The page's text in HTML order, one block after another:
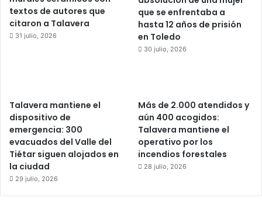
textos de autores que
citaron a Talavera
31 julio, 2026
que se enfrentaba a
hasta 12 años de prisión
en Toledo
30 julio, 2026
Talavera mantiene el
dispositivo de
emergencia: 300
evacuados del Valle del
Tiétar siguen alojados en
la ciudad
29 julio, 2026
Más de 2.000 atendidos y
aún 400 acogidos:
Talavera mantiene el
operativo por los
incendios forestales
28 julio, 2026